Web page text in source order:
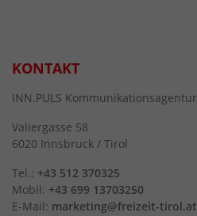
KONTAKT
INN.PULS Kommunikationsagentur
Valiergasse 58
6020 Innsbruck / Tirol
Tel.: +43 512 370325
Mobil: +43 699 13703250
E-Mail: marketing@freizeit-tirol.at